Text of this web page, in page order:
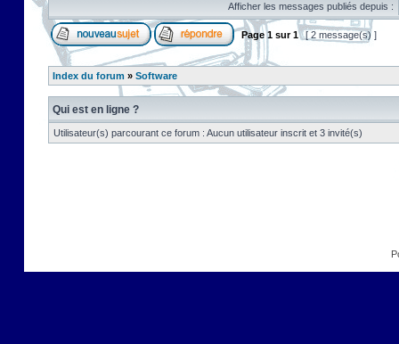
Afficher les messages publiés depuis :
Page1 sur1 [ 2 message(s) ]
Index du forum » Software
Qui est en ligne ?
Utilisateur(s) parcourant ce forum : Aucun utilisateur inscrit et 3 invité(s)